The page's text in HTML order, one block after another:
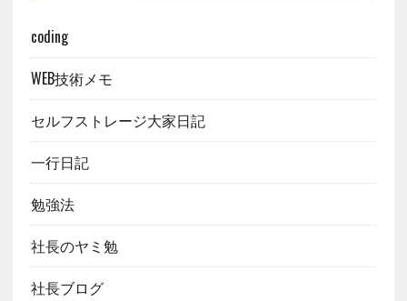
coding
WEB技術メモ
セルフストレージ大家日記
一行日記
勉強法
社長のヤミ勉
社長ブログ